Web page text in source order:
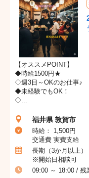
【オススメPOINT】
◆時給1500円★
◇週3日～OKのお仕事♪
◆未経験でもOK！
◇...
福井県 敦賀市
時給： 1,500円
交通費 実費支給
長期（3か月以上）
※開始日相談可
09:00 ～ 18:00 / 残